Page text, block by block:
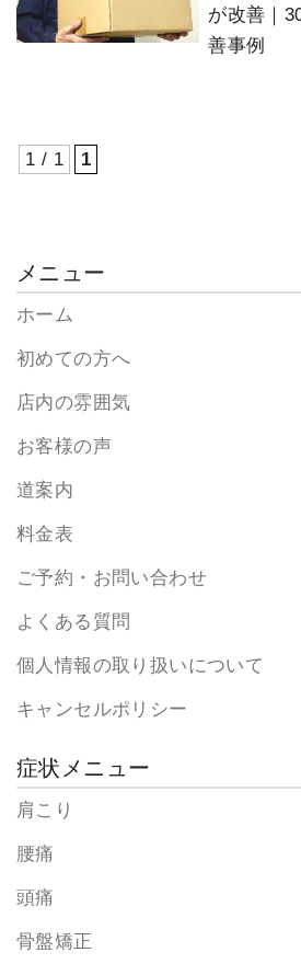
が改善｜
善事例
1 / 1 1
メニュー
ホーム
初めての方へ
店内の雰囲気
お客様の声
道案内
料金表
ご予約・お問い合わせ
よくある質問
個人情報の取り扱いについて
キャンセルポリシー
症状メニュー
肩こり
腰痛
頭痛
骨盤矯正